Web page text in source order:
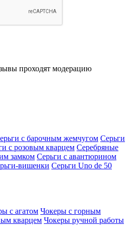
проходят модерацию
с барочным жемчугом Серьги
с розовым кварцем Серебряные
замком Серьги с авантюрином
вишенки Серьги Uno de 50
с агатом Чокеры с горным
кварцем Чокеры ручной работы